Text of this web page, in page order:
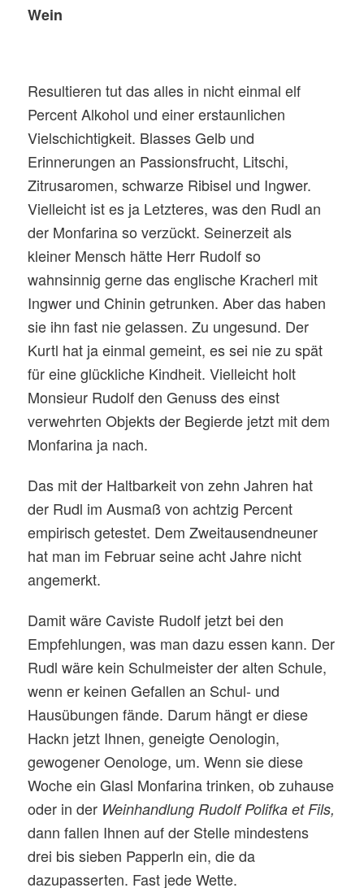
Wein
Resultieren tut das alles in nicht einmal elf
Percent Alkohol und einer erstaunlichen
Vielschichtigkeit. Blasses Gelb und
Erinnerungen an Passionsfrucht, Litschi,
Zitrusaromen, schwarze Ribisel und Ingwer.
Vielleicht ist es ja Letzteres, was den Rudl an
der Monfarina so verzückt. Seinerzeit als
kleiner Mensch hätte Herr Rudolf so
wahnsinnig gerne das englische Kracherl mit
Ingwer und Chinin getrunken. Aber das haben
sie ihn fast nie gelassen. Zu ungesund. Der
Kurtl hat ja einmal gemeint, es sei nie zu spät
für eine glückliche Kindheit. Vielleicht holt
Monsieur Rudolf den Genuss des einst
verwehrten Objekts der Begierde jetzt mit dem
Monfarina ja nach.
Das mit der Haltbarkeit von zehn Jahren hat
der Rudl im Ausmaß von achtzig Percent
empirisch getestet. Dem Zweitausendneuner
hat man im Februar seine acht Jahre nicht
angemerkt.
Damit wäre Caviste Rudolf jetzt bei den
Empfehlungen, was man dazu essen kann. Der
Rudl wäre kein Schulmeister der alten Schule,
wenn er keinen Gefallen an Schul- und
Hausübungen fände. Darum hängt er diese
Hackn jetzt Ihnen, geneigte Oenologin,
gewogener Oenologe, um. Wenn sie diese
Woche ein Glasl Monfarina trinken, ob zuhause
oder in der Weinhandlung Rudolf Polifka et Fils,
dann fallen Ihnen auf der Stelle mindestens
drei bis sieben Papperln ein, die da
dazupasserten. Fast jede Wette.